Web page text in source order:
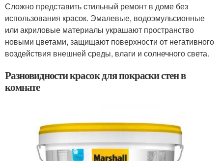
Сложно представить стильный ремонт в доме без
использования красок. Эмалевые, водоэмульсионные
или акриловые материалы украшают пространство
новыми цветами, защищают поверхности от негативного
воздействия внешней среды, влаги и солнечного света.
Разновидности красок для покраски стен в
комнате